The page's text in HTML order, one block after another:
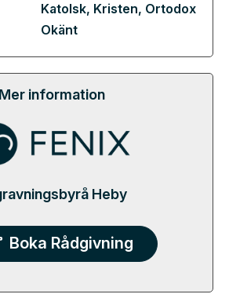
Katolsk, Kristen, Ortodox
Okänt
Mer information
Heby
Boka Rådgivning